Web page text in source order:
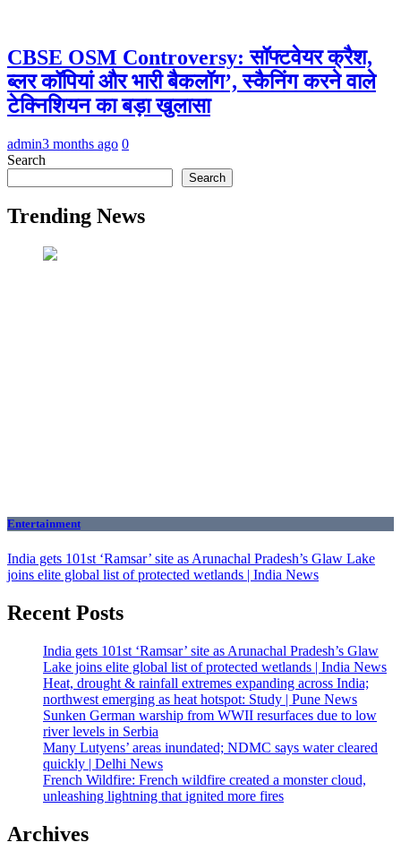
CBSE OSM Controversy: सॉफ्टवेयर क्रैश,
ब्लर कॉपियां और भारी बैकलॉग’, स्कैनिंग करने वाले
टेक्निशियन का बड़ा खुलासा
admin3 months ago 0
Search
Search
Trending News
Entertainment
India gets 101st ‘Ramsar’ site as Arunachal Pradesh’s Glaw Lake
joins elite global list of protected wetlands | India News
Recent Posts
India gets 101st ‘Ramsar’ site as Arunachal Pradesh’s Glaw
Lake joins elite global list of protected wetlands | India News
Heat, drought & rainfall extremes expanding across India;
northwest emerging as heat hotspot: Study | Pune News
Sunken German warship from WWII resurfaces due to low
river levels in Serbia
Many Lutyens’ areas inundated; NDMC says water cleared
quickly | Delhi News
French Wildfire: French wildfire created a monster cloud,
unleashing lightning that ignited more fires
Archives